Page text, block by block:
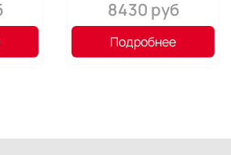
8430 руб
Подробнее